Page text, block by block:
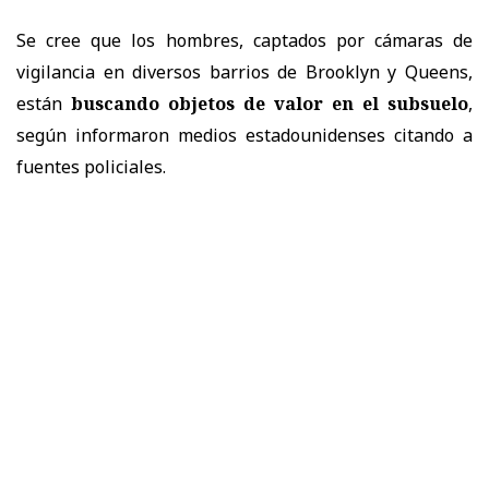
Se cree que los hombres, captados por cámaras de
vigilancia en diversos barrios de Brooklyn y Queens,
están buscando objetos de valor en el subsuelo,
según informaron medios estadounidenses citando a
fuentes policiales.